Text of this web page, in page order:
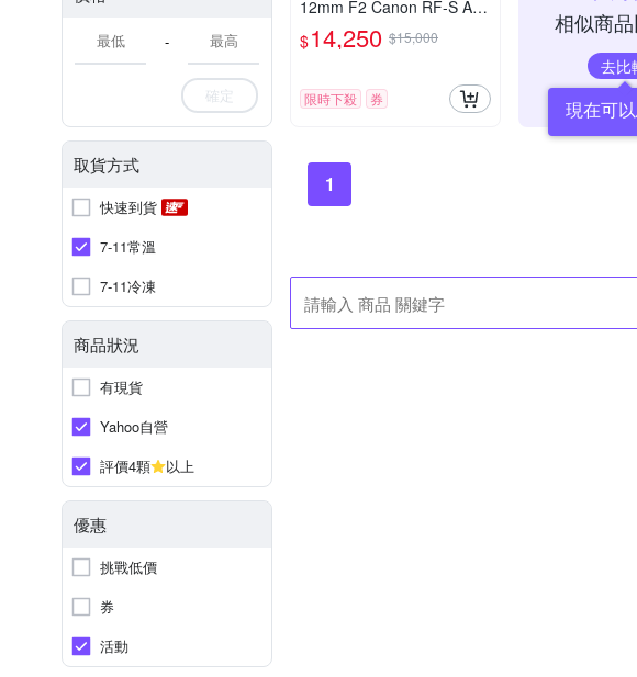
-
確定
取貨方式
快速到貨
7-11常溫
7-11冷凍
商品狀況
有現貨
Yahoo自營
評價4顆
以上
優惠
挑戰低價
券
活動
12mm F2 Canon RF-S AP
S-C 自動對焦鏡頭 公司貨
$14,250 $15,000
限時下殺 券
相似商
去比
現在可
1